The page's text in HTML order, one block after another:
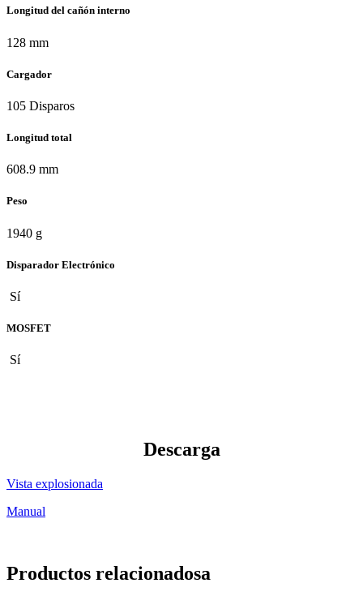
Longitud del cañón interno
128 mm
Cargador
105 Disparos
Longitud total
608.9 mm
Peso
1940 g
Disparador Electrónico
Sí
MOSFET
Sí
Descarga
Vista explosionada
Manual
Productos relacionadosa